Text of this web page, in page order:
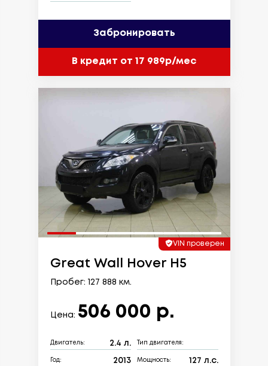
Забронировать
В кредит от 17 989р/мес
VIN проверен
Great Wall Hover H5
Пробег: 127 888 км.
Цена: 506 000 р.
Двигатель: 2.4 л. Тип двигателя:
Год: 2013 Мощность: 127 л.с.